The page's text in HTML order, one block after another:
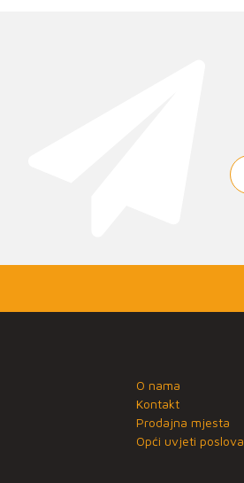
O nama
Kontakt
Prodajna mjesta
Opći uvjeti